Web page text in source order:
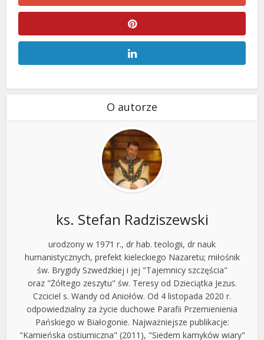
O autorze
ks. Stefan Radziszewski
urodzony w 1971 r., dr hab. teologii, dr nauk
humanistycznych, prefekt kieleckiego Nazaretu; miłośnik
św. Brygidy Szwedzkiej i jej "Tajemnicy szczęścia"
oraz "Żółtego zeszytu" św. Teresy od Dzieciątka Jezus.
Czciciel s. Wandy od Aniołów. Od 4 listopada 2020 r.
odpowiedzialny za życie duchowe Parafii Przemienienia
Pańskiego w Białogonie. Najważniejsze publikacje:
"Kamieńska ostiumiczna" (2011), "Siedem kamyków wiary"